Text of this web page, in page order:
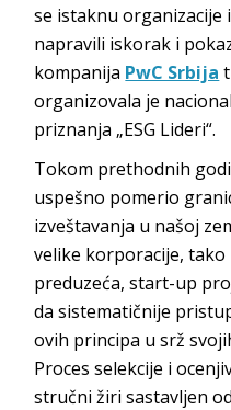
se istaknu organizacije
napravili iskorak i
kompanija PwC Srbija
organizovala je
priznanja „ESG Lideri“.
Tokom prethodnih
uspešno pomerio
izveštavanja u našoj
velike korporacije,
preduzeća, start-up
da sistematičnije
ovih principa u srž
Proces selekcije i
stručni žiri sastavljen